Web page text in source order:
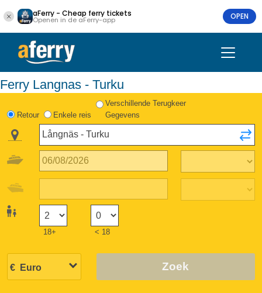
aFerry - Cheap ferry tickets
Openen in de aFerry-app OPEN
Ferry Langnas - Turku
Retour Enkele reis
Verschillende Terugkeer
Gegevens
18+ < 18
Zoek